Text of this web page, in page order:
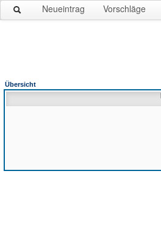
Neueintrag Vorschläge
Übersicht